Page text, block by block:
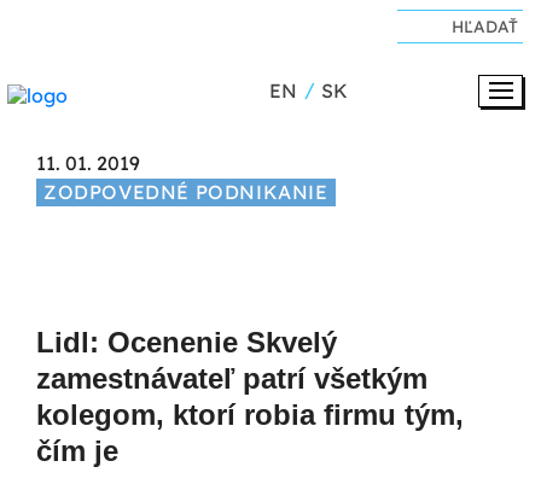
EN SK
11. 01. 2019
ZODPOVEDNÉ PODNIKANIE
Lidl: Ocenenie Skvelý
zamestnávateľ patrí všetkým
kolegom, ktorí robia firmu tým,
čím je